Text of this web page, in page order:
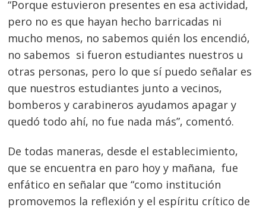
“Porque estuvieron presentes en esa actividad,
pero no es que hayan hecho barricadas ni
mucho menos, no sabemos quién los encendió,
no sabemos si fueron estudiantes nuestros u
otras personas, pero lo que sí puedo señalar es
que nuestros estudiantes junto a vecinos,
bomberos y carabineros ayudamos apagar y
quedó todo ahí, no fue nada más”, comentó.
De todas maneras, desde el establecimiento,
que se encuentra en paro hoy y mañana, fue
enfático en señalar que “como institución
promovemos la reflexión y el espíritu crítico de